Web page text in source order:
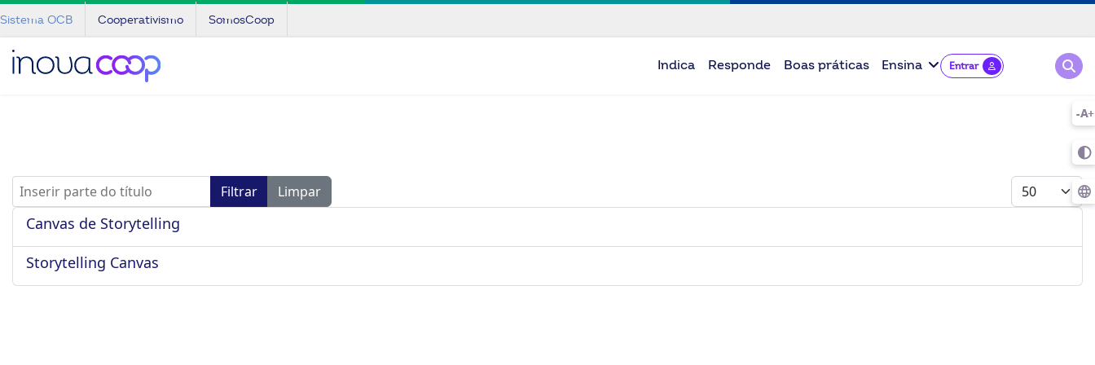
Sistema OCB Cooperativismo SomosCoop
Indica Responde Boas práticas Ensina Entrar
Inserir parte do título Filtrar Limpar Mostrar #
Canvas de Storytelling
Storytelling Canvas